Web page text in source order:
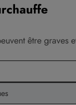
être graves